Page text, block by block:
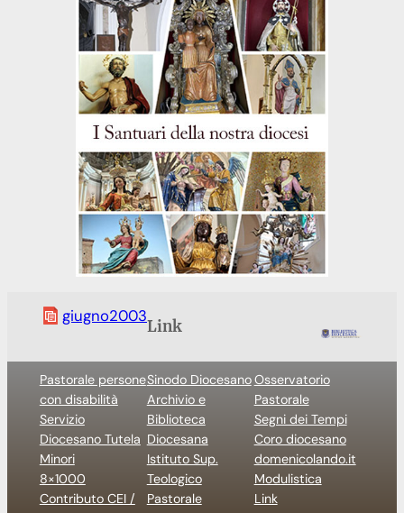
giugno2003
Link
Pastorale persone
con disabilità
Servizio
Diocesano Tutela
Minori
8×1000
Contributo CEI /
Sinodo Diocesano
Archivio e
Biblioteca
Diocesana
Istituto Sup.
Teologico
Pastorale
Osservatorio
Pastorale
Segni dei Tempi
Coro diocesano
domenicolando.it
Modulistica
Link